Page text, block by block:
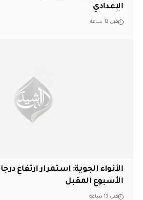
الإعدادي
قبل 12 ساعة
الأنواء الجوية: استمرار ارتفاع
الأسبوع المقبل
قبل 13 ساعة